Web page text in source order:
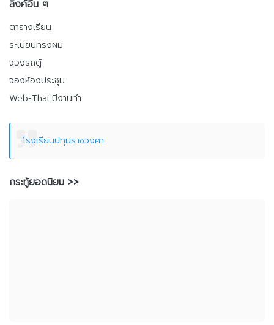
ลิงค์อื่น ๆ
ตารางเรียน
ระเบียบทรงผม
จองรถตู้
จองห้องประชุม
Web-Thai มีงานทำ
โรงเรียนปทุมราชวงศา
กระทู้ยอดนิยม >>